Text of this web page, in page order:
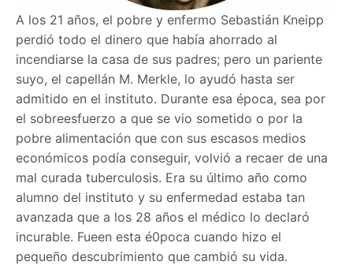
A los 21 años, el pobre y enfermo Sebastián Kneipp
perdió todo el dinero que había ahorrado al
incendiarse la casa de sus padres; pero un pariente
suyo, el capellán M. Merkle, lo ayudó hasta ser
admitido en el instituto. Durante esa época, sea por
el sobreesfuerzo a que se vio sometido o por la
pobre alimentación que con sus escasos medios
económicos podía conseguir, volvió a recaer de una
mal curada tuberculosis. Era su último año como
alumno del instituto y su enfermedad estaba tan
avanzada que a los 28 años el médico lo declaró
incurable. Fueen esta é0poca cuando hizo el
pequeño descubrimiento que cambió su vida.